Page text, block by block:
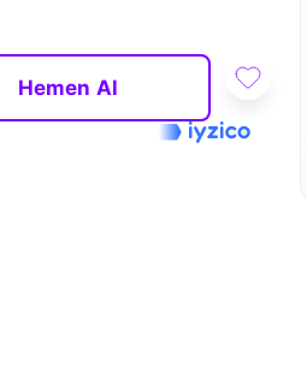
Hemen Al